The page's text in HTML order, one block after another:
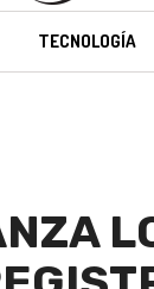
TECNOLOGÍA